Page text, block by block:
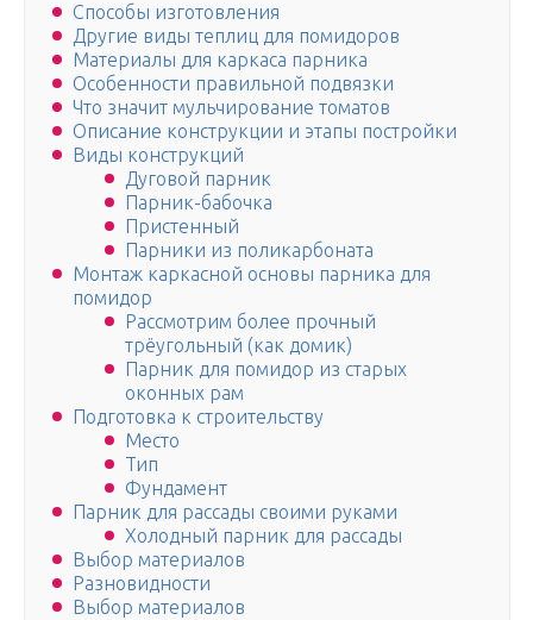
Способы изготовления
Другие виды теплиц для помидоров
Материалы для каркаса парника
Особенности правильной подвязки
Что значит мульчирование томатов
Описание конструкции и этапы постройки
Виды конструкций
Дуговой парник
Парник-бабочка
Пристенный
Парники из поликарбоната
Монтаж каркасной основы парника для
помидор
Рассмотрим более прочный
трёугольный (как домик)
Парник для помидор из старых
оконных рам
Подготовка к строительству
Место
Тип
Фундамент
Парник для рассады своими руками
Холодный парник для рассады
Выбор материалов
Разновидности
Выбор материалов